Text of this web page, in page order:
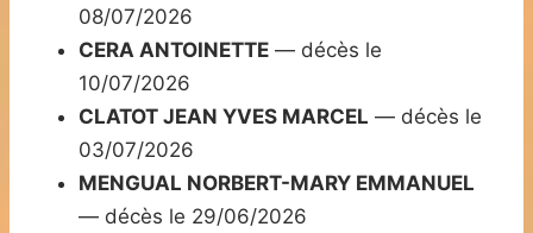
08/07/2026
CERA ANTOINETTE — décès le
10/07/2026
CLATOT JEAN YVES MARCEL — décès le
03/07/2026
MENGUAL NORBERT-MARY EMMANUEL
— décès le 29/06/2026